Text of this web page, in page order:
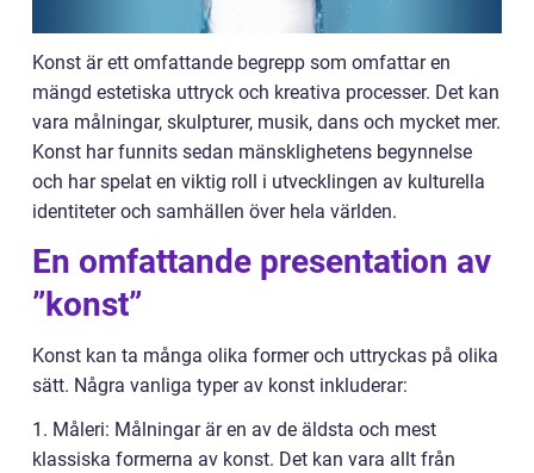
Konst är ett omfattande begrepp som omfattar en
mängd estetiska uttryck och kreativa processer. Det kan
vara målningar, skulpturer, musik, dans och mycket mer.
Konst har funnits sedan mänsklighetens begynnelse
och har spelat en viktig roll i utvecklingen av kulturella
identiteter och samhällen över hela världen.
En omfattande presentation av
”konst”
Konst kan ta många olika former och uttryckas på olika
sätt. Några vanliga typer av konst inkluderar:
1. Måleri: Målningar är en av de äldsta och mest
klassiska formerna av konst. Det kan vara allt från